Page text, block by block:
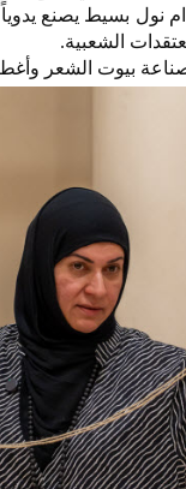
نول بسيط يصنع
الشعبية.
بيوت الشعر